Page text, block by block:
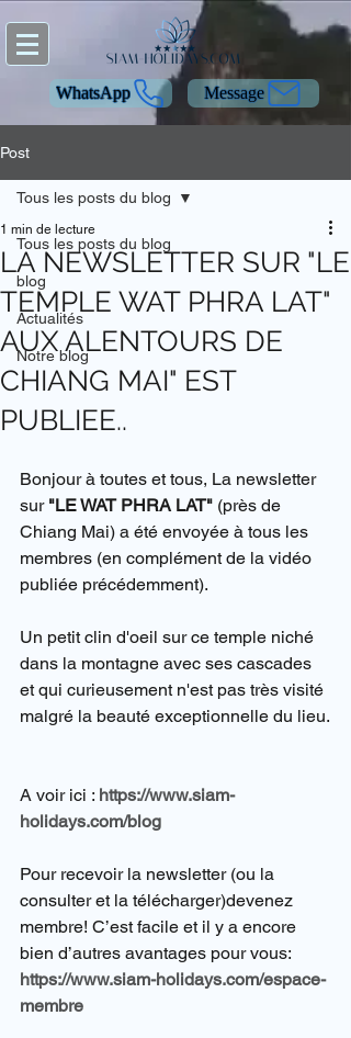
WhatsApp Message
Post
Tous les posts du blog
blog
Actualités
Notre blog
Tous les posts du blog
LA NEWSLETTER SUR "LE
TEMPLE WAT PHRA LAT"
AUX ALENTOURS DE
CHIANG MAI" EST
PUBLIEE..
1 min de lecture
Bonjour à toutes et tous, La newsletter
sur "LE WAT PHRA LAT" (près de
Chiang Mai) a été envoyée à tous les
membres (en complément de la vidéo
publiée précédemment).
Un petit clin d'oeil sur ce temple niché
dans la montagne avec ses cascades
et qui curieusement n'est pas très visité
malgré la beauté exceptionnelle du lieu.
A voir ici : https://www.siam-
holidays.com/blog
Pour recevoir la newsletter (ou la
consulter et la télécharger)devenez
membre! C’est facile et il y a encore
bien d’autres avantages pour vous:
https://www.siam-holidays.com/espace-
membre